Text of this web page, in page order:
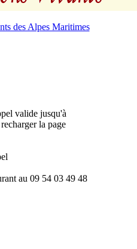
des Alpes Maritimes
valide jusqu'à
la page
au 09 54 03 49 48